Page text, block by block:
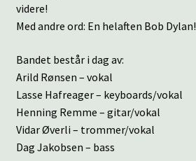
videre!
Med andre ord: En helaften Bob Dylan!
Bandet består i dag av:
Arild Rønsen – vokal
Lasse Hafreager – keyboards/vokal
Henning Remme – gitar/vokal
Vidar Øverli – trommer/vokal
Dag Jakobsen – bass